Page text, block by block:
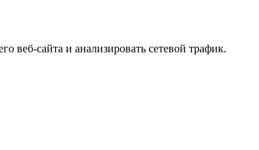
веб-сайта и анализировать сетевой трафик.